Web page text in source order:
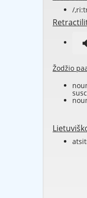
/
Žodžio